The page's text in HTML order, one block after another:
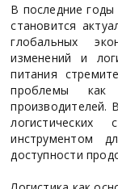
В последние
становится
глобальных
изменений и
питания
проблемы
производителей.
инструментом
доступности